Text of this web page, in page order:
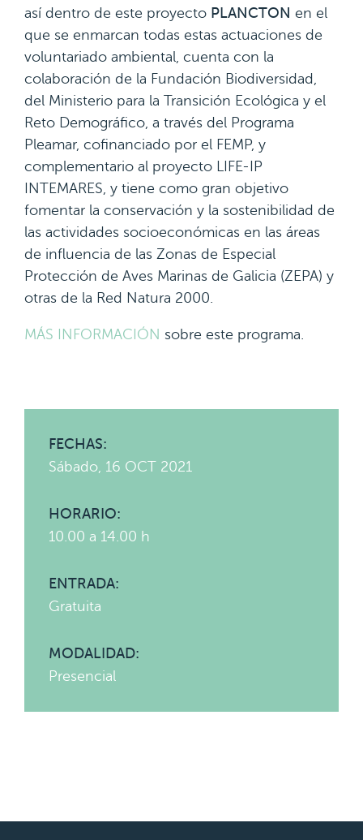
así dentro de este proyecto PLANCTON en el
que se enmarcan todas estas actuaciones de
voluntariado ambiental, cuenta con la
colaboración de la Fundación Biodiversidad,
del Ministerio para la Transición Ecológica y el
Reto Demográfico, a través del Programa
Pleamar, cofinanciado por el FEMP, y
complementario al proyecto LIFE-IP
INTEMARES, y tiene como gran objetivo
fomentar la conservación y la sostenibilidad de
las actividades socioeconómicas en las áreas
de influencia de las Zonas de Especial
Protección de Aves Marinas de Galicia (ZEPA) y
otras de la Red Natura 2000.
MÁS INFORMACIÓN sobre este programa.
FECHAS:
Sábado, 16 OCT 2021
HORARIO:
10.00 a 14.00 h
ENTRADA:
Gratuita
MODALIDAD:
Presencial